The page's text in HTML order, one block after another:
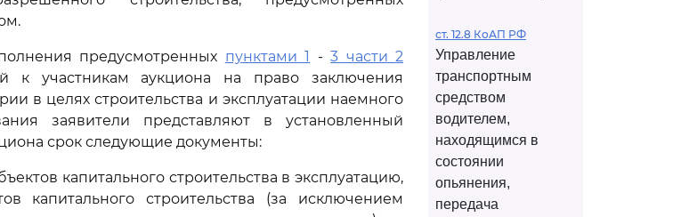
предусмотренных пунктами 1 -3 части 2
к участникам аукциона на право заключения
в целях строительства и эксплуатации наемного
заявители представляют в установленный
срок следующие документы:
капитального строительства в эксплуатацию,
капитального строительства (за исключением
ст. 12.8 КоАП РФ
Управление
транспортным
средством
водителем,
находящимся в
состоянии
опьянения,
передача